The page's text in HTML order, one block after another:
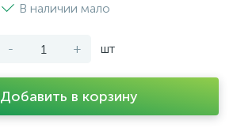
В наличии мало
- + шт
Добавить в корзину